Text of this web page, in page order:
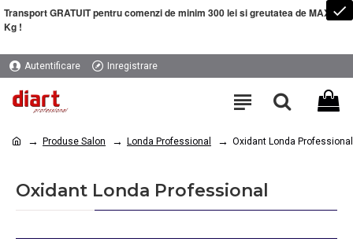
Transport GRATUIT pentru comenzi de minim 300 lei si greutatea de MAXIM 5
Kg !
Autentificare Inregistrare
Produse Salon Londa Professional Oxidant Londa Professional
Oxidant Londa Professional